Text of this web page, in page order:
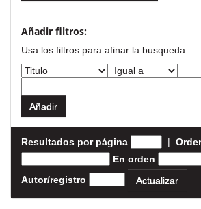
Añadir filtros:
Usa los filtros para afinar la busqueda.
Resultados por página |
En orden
Autor/registro